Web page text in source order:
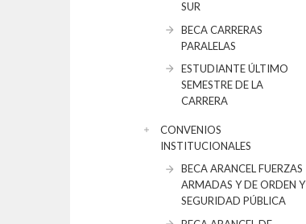
SUR
BECA CARRERAS
PARALELAS
ESTUDIANTE ÚLTIMO
SEMESTRE DE LA
CARRERA
CONVENIOS
INSTITUCIONALES
BECA ARANCEL FUERZAS
ARMADAS Y DE ORDEN Y
SEGURIDAD PÚBLICA